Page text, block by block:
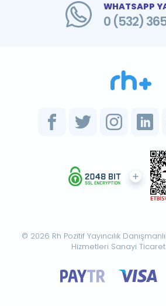
WHATSAPP
0 (532)
© 2026 Rh Pozitif Yayıncılık
Hizmetleri Sanayi Ticaret